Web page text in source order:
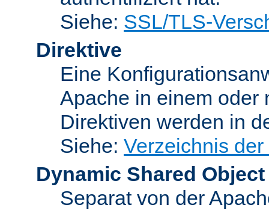
Siehe: SSL/TLS-
Direktive
Eine
Apache in einem oder
Direktiven werden in
Siehe: Verzeichnis
Dynamic Shared Object
Separat von der